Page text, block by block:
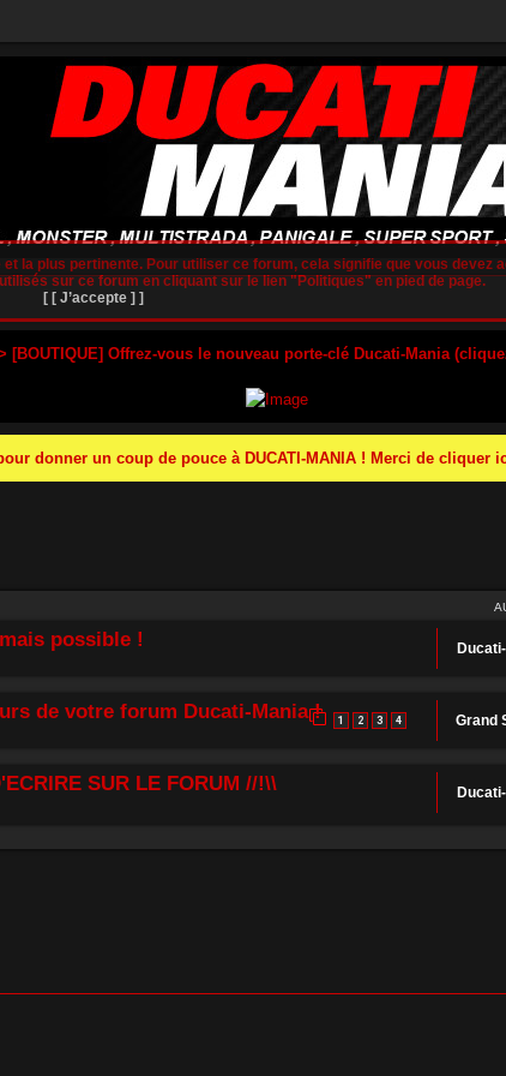
[BOUTIQUE] Offrez-vous le nouveau porte-clé Ducati-Mania
donner un coup de pouce à DUCATI-MANIA ! Merci de
possible !
de votre forum Ducati-Mania ! 1 2 3 4 Grand
SUR LE FORUM //!\\
la plus pertinente. Pour utiliser ce forum, cela signifie que vous devez
sur ce forum en cliquant sur le lien "Politiques" en pied de page.
[ [ J’accepte ] ]